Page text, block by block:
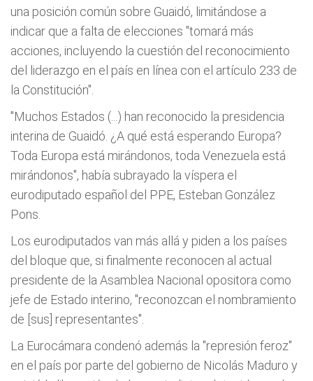
una posición común sobre Guaidó, limitándose a
indicar que a falta de elecciones "tomará más
acciones, incluyendo la cuestión del reconocimiento
del liderazgo en el país en línea con el artículo 233 de
la Constitución".
"Muchos Estados (...) han reconocido la presidencia
interina de Guaidó. ¿A qué está esperando Europa?
Toda Europa está mirándonos, toda Venezuela está
mirándonos", había subrayado la víspera el
eurodiputado español del PPE, Esteban González
Pons.
Los eurodiputados van más allá y piden a los países
del bloque que, si finalmente reconocen al actual
presidente de la Asamblea Nacional opositora como
jefe de Estado interino, "reconozcan el nombramiento
de [sus] representantes".
La Eurocámara condenó además la "represión feroz"
en el país por parte del gobierno de Nicolás Maduro y